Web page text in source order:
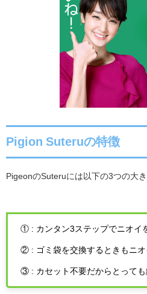
Pigion Suteruの特徴
PigeonのSuteruには以下の3つの大
① : カンタン3ステップでニオイ
② : ゴミ袋を交換するときもニオ
③ : カセット不要だからとっても